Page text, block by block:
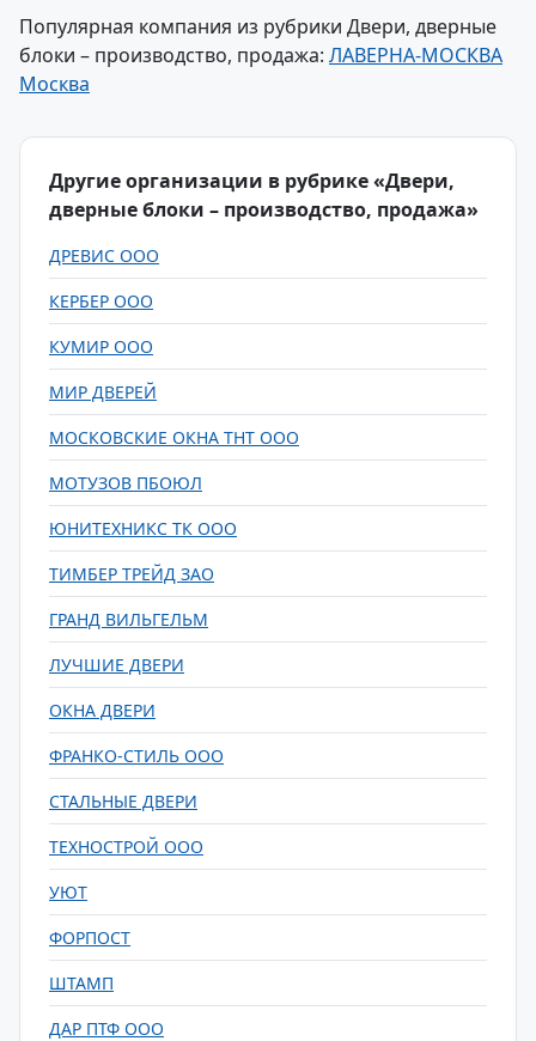
Популярная компания из рубрики Двери, дверные
блоки – производство, продажа: ЛАВЕРНА-МОСКВА
Москва
Другие организации в рубрике «Двери,
дверные блоки – производство, продажа»
ДРЕВИС ООО
КЕРБЕР ООО
КУМИР ООО
МИР ДВЕРЕЙ
МОСКОВСКИЕ ОКНА ТНТ ООО
МОТУЗОВ ПБОЮЛ
ЮНИТЕХНИКС ТК ООО
ТИМБЕР ТРЕЙД ЗАО
ГРАНД ВИЛЬГЕЛЬМ
ЛУЧШИЕ ДВЕРИ
ОКНА ДВЕРИ
ФРАНКО-СТИЛЬ ООО
СТАЛЬНЫЕ ДВЕРИ
ТЕХНОСТРОЙ ООО
УЮТ
ФОРПОСТ
ШТАМП
ДАР ПТФ ООО